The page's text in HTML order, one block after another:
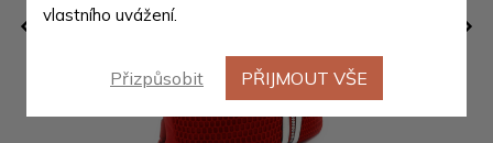
vlastního uvážení.
Přizpůsobit PŘIJMOUT VŠE